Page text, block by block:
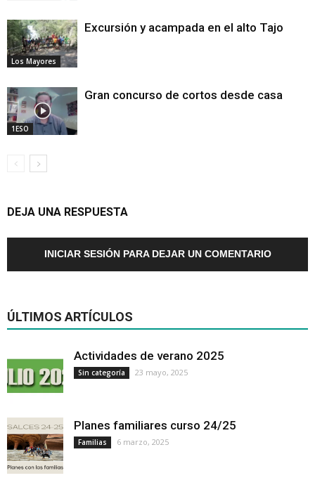
Los Mayores
Excursión y acampada en el alto Tajo
1ESO
Gran concurso de cortos desde casa
DEJA UNA RESPUESTA
INICIAR SESIÓN PARA DEJAR UN COMENTARIO
ÚLTIMOS ARTÍCULOS
Actividades de verano 2025
Sin categoría 23 mayo, 2025
Planes familiares curso 24/25
Familias 6 marzo, 2025